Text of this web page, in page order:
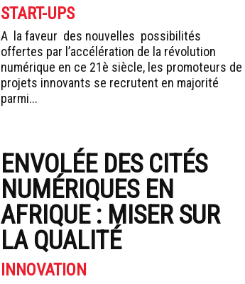
START-UPS
A la faveur des nouvelles possibilités
offertes par l’accélération de la révolution
numérique en ce 21è siècle, les promoteurs de
projets innovants se recrutent en majorité
parmi...
ENVOLÉE DES CITÉS
NUMÉRIQUES EN
AFRIQUE : MISER SUR
LA QUALITÉ
INNOVATION